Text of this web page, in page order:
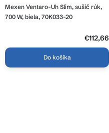
Mexen Ventaro-Uh Slim, sušič rúk,
700 W, biela, 70K033-20
€112,66
Do košíka